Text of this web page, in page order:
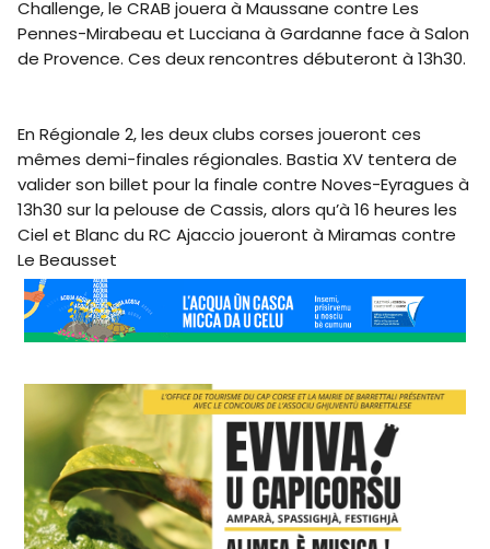
Challenge, le CRAB jouera à Maussane contre Les
Pennes-Mirabeau et Lucciana à Gardanne face à Salon
de Provence. Ces deux rencontres débuteront à 13h30.
En Régionale 2, les deux clubs corses joueront ces
mêmes demi-finales régionales. Bastia XV tentera de
valider son billet pour la finale contre Noves-Eyragues à
13h30 sur la pelouse de Cassis, alors qu’à 16 heures les
Ciel et Blanc du RC Ajaccio joueront à Miramas contre
Le Beausset